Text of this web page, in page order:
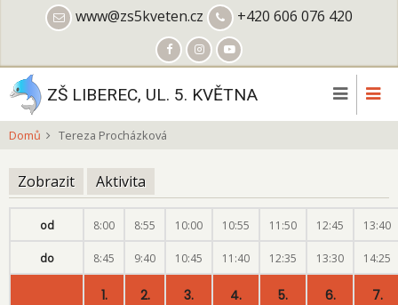
obsahu
www@zs5kveten.cz +420 606 076 420
ZŠ LIBEREC, UL. 5. KVĚTNA
Domů Tereza Procházková
Hlavní
záložky
Zobrazit(aktivní
záložka)
Aktivita
od 8:00 8:55 10:00 10:55 11:50 12:45 13:40
do 8:45 9:40 10:45 11:40 12:35 13:30 14:25
1. 2. 3. 4. 5. 6. 7.